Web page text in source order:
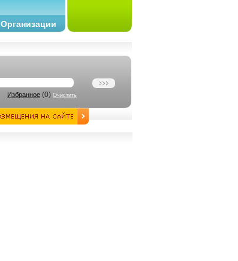
Организации
Избранное (0) Очистить